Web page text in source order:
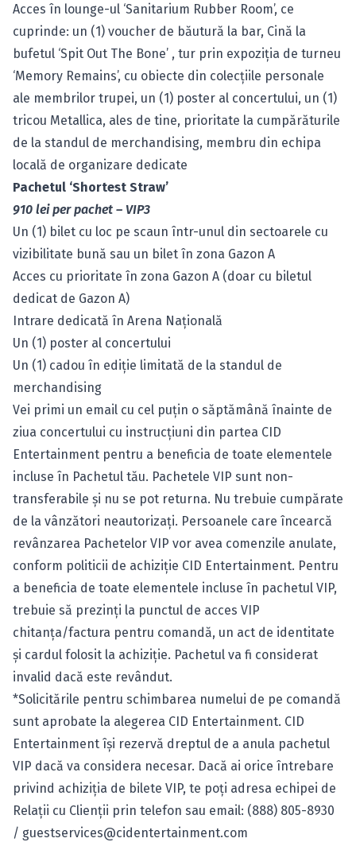
Acces în lounge-ul ‘Sanitarium Rubber Room’, ce
cuprinde: un (1) voucher de băutură la bar, Cină la
bufetul ‘Spit Out The Bone’ , tur prin expoziţia de turneu
‘Memory Remains’, cu obiecte din colecţiile personale
ale membrilor trupei, un (1) poster al concertului, un (1)
tricou Metallica, ales de tine, prioritate la cumpărăturile
de la standul de merchandising, membru din echipa
locală de organizare dedicate
Pachetul ‘Shortest Straw’
910 lei per pachet – VIP3
Un (1) bilet cu loc pe scaun într-unul din sectoarele cu
vizibilitate bună sau un bilet în zona Gazon A
Acces cu prioritate în zona Gazon A (doar cu biletul
dedicat de Gazon A)
Intrare dedicată în Arena Naţională
Un (1) poster al concertului
Un (1) cadou în ediţie limitată de la standul de
merchandising
Vei primi un email cu cel puțin o săptămână înainte de
ziua concertului cu instrucțiuni din partea CID
Entertainment pentru a beneficia de toate elementele
incluse în Pachetul tău. Pachetele VIP sunt non-
transferabile şi nu se pot returna. Nu trebuie cumpărate
de la vânzători neautorizaţi. Persoanele care încearcă
revânzarea Pachetelor VIP vor avea comenzile anulate,
conform politicii de achiziţie CID Entertainment. Pentru
a beneficia de toate elementele incluse în pachetul VIP,
trebuie să prezinţi la punctul de acces VIP
chitanţa/factura pentru comandă, un act de identitate
şi cardul folosit la achiziţie. Pachetul va fi considerat
invalid dacă este revândut.
*Solicitările pentru schimbarea numelui de pe comandă
sunt aprobate la alegerea CID Entertainment. CID
Entertainment îşi rezervă dreptul de a anula pachetul
VIP dacă va considera necesar. Dacă ai orice întrebare
privind achiziţia de bilete VIP, te poţi adresa echipei de
Relaţii cu Clienţii prin telefon sau email: (888) 805-8930
/ guestservices@cidentertainment.com